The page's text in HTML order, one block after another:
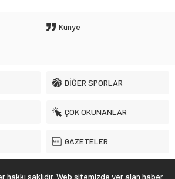
Künye
DİĞER SPORLAR
ÇOK OKUNANLAR
GAZETELER
saklıdır. Web sitemizde yer alan haber